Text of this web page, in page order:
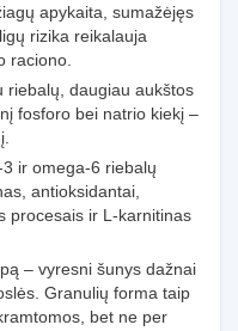
apykaita, sumažėjęs
rizika reikalauja
raciono.
riebalų, daugiau aukštos
fosforo bei natrio kiekį –
ir omega-6 riebalų
antioksidantai,
procesais ir L-karnitinas
– vyresni šunys dažnai
Granulių forma taip
bet ne per